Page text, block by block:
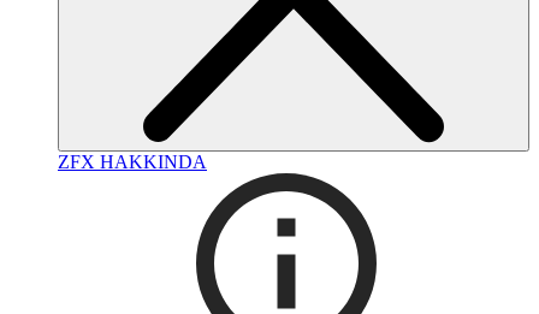
ZFX HAKKINDA